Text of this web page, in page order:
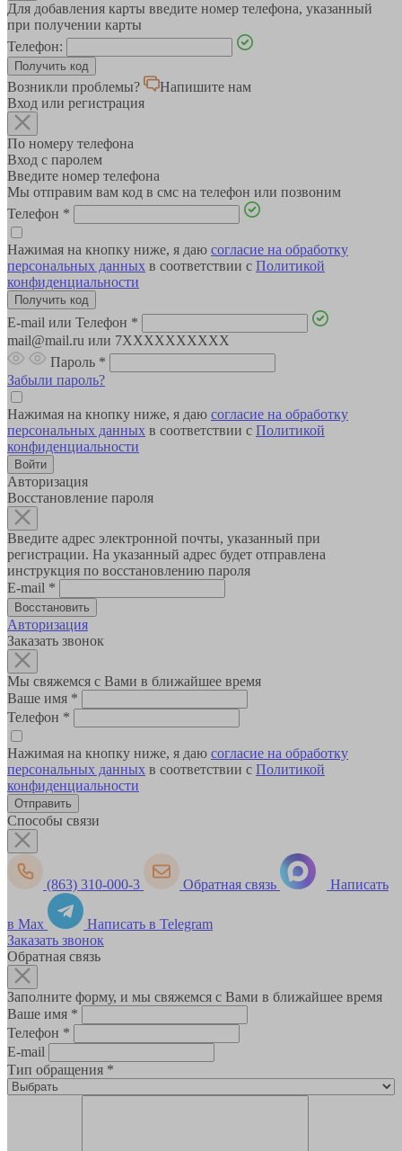
Для добавления карты введите номер телефона, указанный
при получении карты
Телефон:
Возникли проблемы?
Напишите нам
Вход или регистрация
По номеру телефона
Вход с паролем
Введите номер телефона
Мы отправим вам код в смс на телефон или позвоним
Телефон *
Нажимая на кнопку ниже, я даю согласие на обработку
персональных данных в соответствии с Политикой
конфиденциальности
E-mail или Телефон *
mail@mail.ru или 7XXXXXXXXXX
Пароль *
Забыли пароль?
Нажимая на кнопку ниже, я даю согласие на обработку
персональных данных в соответствии с Политикой
конфиденциальности
Авторизация
Восстановление пароля
Введите адрес электронной почты, указанный при
регистрации. На указанный адрес будет отправлена
инструкция по восстановлению пароля
E-mail *
Авторизация
Заказать звонок
Мы свяжемся с Вами в ближайшее время
Ваше имя *
Телефон *
Нажимая на кнопку ниже, я даю согласие на обработку
персональных данных в соответствии с Политикой
конфиденциальности
Способы связи
(863) 310-000-3 Обратная связь Написать
в Max
Написать в Telegram
Заказать звонок
Обратная связь
Заполните форму, и мы свяжемся с Вами в ближайшее время
Ваше имя *
Телефон *
E-mail
Тип обращения *